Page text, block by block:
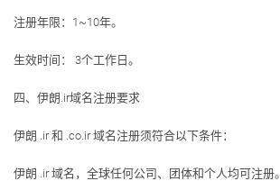
注册年限：1~10年。
生效时间： 3个工作日。
四、伊朗.ir域名注册要求
伊朗 .ir 和 .co.ir 域名注册须符合以下条件：
伊朗 .ir 域名，全球任何公司、团体和个人均可注册。